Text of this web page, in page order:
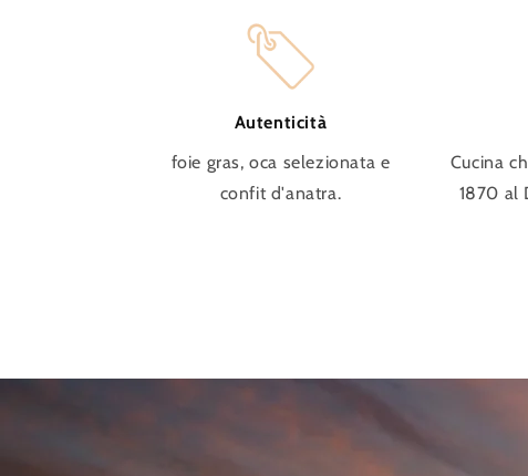
Autenticità
foie gras, oca selezionata e
confit d'anatra.
Cucina
1870 al